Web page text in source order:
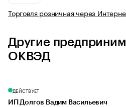
Торговля розничная через
Другие
ОКВЭД
ДЕЙСТВУЕТ
ИП Долгов Вадим Васильевич